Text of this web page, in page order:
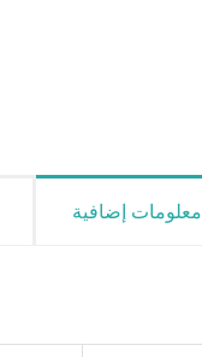
معلومات إضافية